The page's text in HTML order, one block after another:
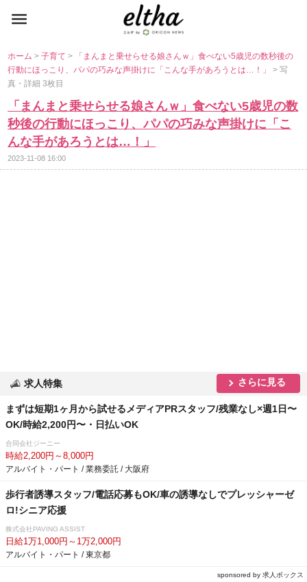
ホーム>子育て>
「まんまと乗せらせる娘さんｗ」食べない5歳児の数秒後の
行動にほっこり、パパの巧みな声掛けに「こんな手があろうとは…！」> 写
真・詳細 3枚目
「まんまと乗せらせる娘さんｗ」食べない5歳児の数
秒後の行動にほっこり、パパの巧みな声掛けに「こ
んな手があろうとは…！」
2023-11-08 16:00
求人特集 さらに見る
まずは短期1ヶ月から試せるメディアPRスタッフ/残業なし×週1日〜
OK/時給2,200円〜・日払いOK
合同会社ジーニー
時給2,200円～8,000円
アルバイト・パート / 業務委託 / 大阪府
歩行者誘導スタッフ/電話応募もOK/車の誘導なしでプレッシャーゼ
ロ!シニア応援
株式会社PAVING ASSIST
日給1万1,000円～1万2,000円
アルバイト・パート / 東京都
sponsored by 求人ボックス